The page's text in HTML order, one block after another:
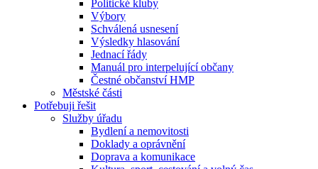
Politické kluby
Výbory
Schválená usnesení
Výsledky hlasování
Jednací řády
Manuál pro interpelující občany
Čestné občanství HMP
Městské části
Potřebuji řešit
Služby úřadu
Bydlení a nemovitosti
Doklady a oprávnění
Doprava a komunikace